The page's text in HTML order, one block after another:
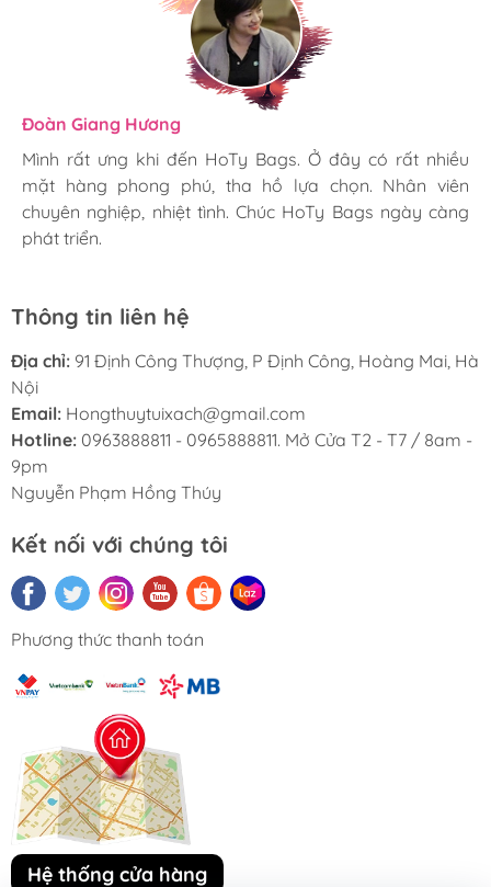
Hương Suri
Mình rất ưng khi đến HoTy Bags. Ở đây có rất nhiều
mặt hàng phong phú, tha hồ lựa chọn. Nhân viên
chuyên nghiệp, nhiệt tình. Chúc HoTy Bags ngày càng
phát triển.
Đoàn Giang Hương
Mình rất ưng khi đến HoTy Bags. Ở đây có rất nhiều
mặt hàng phong phú, tha hồ lựa chọn. Nhân viên
chuyên nghiệp, nhiệt tình. Chúc HoTy Bags ngày càng
phát triển.
Ngọc Anh
Mình rất ưng khi đến HoTy Bags. Ở đây có rất nhiều
mặt hàng phong phú, tha hồ lựa chọn. Nhân viên
chuyên nghiệp, nhiệt tình. Chúc HoTy Bags ngày càng
phát triển.
Thông tin liên hệ
Địa chỉ: 91 Định Công Thượng, P Định Công, Hoàng Mai, Hà
Nội
Email: Hongthuytuixach@gmail.com
Hotline: 0963888811 - 0965888811. Mở Cửa T2 - T7 / 8am -
9pm
Nguyễn Phạm Hồng Thúy
Kết nối với chúng tôi
Phương thức thanh toán
Hệ thống cửa hàng